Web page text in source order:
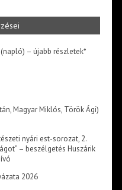
(napló) – újabb részletek*
Magyar Miklós, Török Ági)
nyári est-sorozat, 2.
– beszélgetés Huszárik
2026